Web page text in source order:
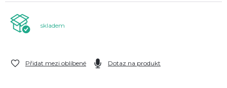
skladem
Přidat mezi oblíbené Dotaz na produkt